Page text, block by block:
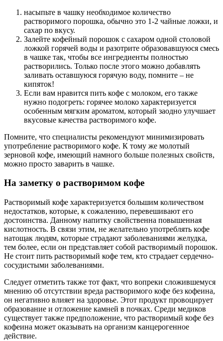
насыпьте в чашку необходимое количество
растворимого порошка, обычно это 1-2 чайные ложки, и
сахар по вкусу.
Залейте кофейный порошок с сахаром одной столовой
ложкой горячей воды и разотрите образовавшуюся смесь
в чашке так, чтобы все ингредиенты полностью
растворились. Только после этого можно добавлять
заливать оставшуюся горячую воду, помните – не
кипяток!
Если вам нравится пить кофе с молоком, его также
нужно подогреть: горячее молоко характеризуется
особенным мягким ароматом, который заодно улучшает
вкусовые качества растворимого кофе.
Помните, что специалисты рекомендуют минимизировать
употребление растворимого кофе. К тому же молотый
зерновой кофе, имеющий намного больше полезных свойств,
можно просто заварить в чашке.
На заметку о растворимом кофе
Растворимый кофе характеризуется большим количеством
недостатков, которые, к сожалению, перевешивают его
достоинства. Данному напитку свойственна повышенная
кислотность. В связи этим, не желательно употреблять кофе
натощак людям, которые страдают заболеваниями желудка,
тем более, если он представляет собой растворимый порошок.
Не стоит пить растворимый кофе тем, кто страдает сердечно-
сосудистыми заболеваниями.
Следует отметить также тот факт, что вопреки сложившемуся
мнению об отсутствии вреда растворимого кофе без кофеина,
он негативно влияет на здоровье. Этот продукт провоцирует
образование и отложение камней в почках. Среди медиков
существует также предположение, что растворимый кофе без
кофеина может оказывать на организм канцерогенное
действие.